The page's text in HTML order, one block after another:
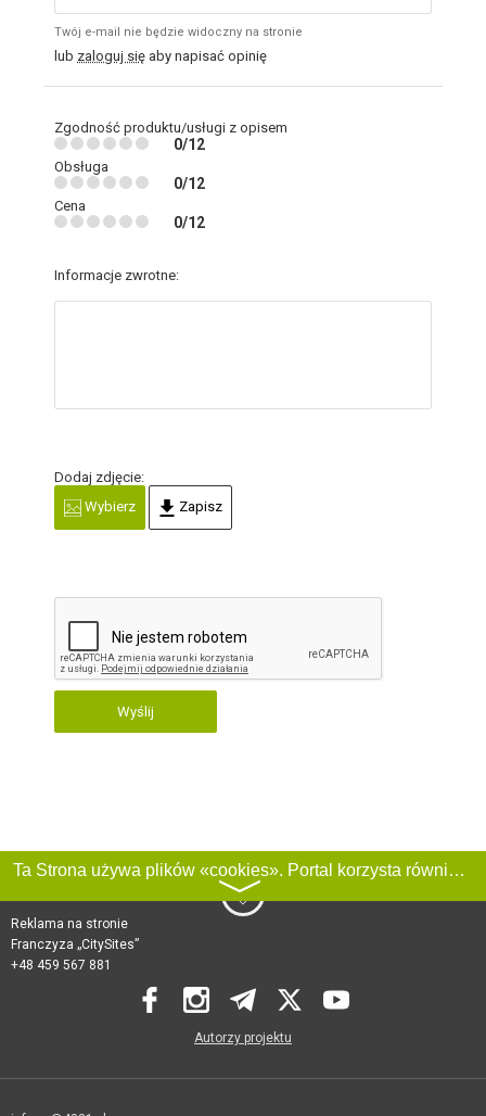
Twój e-mail nie będzie widoczny na stronie
lub zaloguj się aby napisać opinię
Zgodność produktu/usługi z opisem
0/12
Obsługa
0/12
Cena
0/12
Informacje zwrotne:
Dodaj zdjęcie:
Wybierz
Zapisz
Wyślij
Ta Strona używa plików «cookies». Portal korzysta również z serwisu internetowego do zbierania danych technicznych o odwiedzających w celu uzyskania informacji marketingowych i statystycznych. Warunki przetwarzania danych odwiedzających Stronę, patrz:
〉
Reklama na stronie
Franczyza „CitySites”
+48 459 567 881
Autorzy projektu